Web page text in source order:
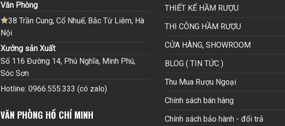
Văn Phòng
38 Trần Cung, Cổ Nhuế, Bắc Từ Liêm, Hà
Nội
Xưởng sản Xuất
Số 116 Đường 14, Phú Nghĩa, Minh Phú,
Sóc Sơn
Hotline: 0966.555.333 (có zalo)
VĂN PHÒNG HỒ CHÍ MINH
THIẾT KẾ HẦM RƯỢU
THI CÔNG HẦM RƯỢU
CỬA HÀNG, SHOWROOM
BLOG ( TIN TỨC )
Thu Mua Rượu Ngoại
Chính sách bán hàng
Chính sách bảo hành - đổi trả